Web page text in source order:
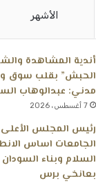
الأشهر
أندية المشاهدة
الحبش” بقلب سوق
مدني: عبدالوهاب
7 أغسطس، 2026
رئيس المجلس
الجامعات اساس
السلام وبناء
بعانخي برس